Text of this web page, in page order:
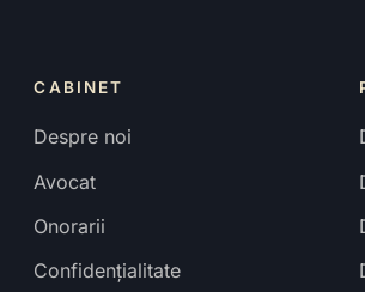
CABINET
Despre noi
Avocat
Onorarii
Confidențialitate